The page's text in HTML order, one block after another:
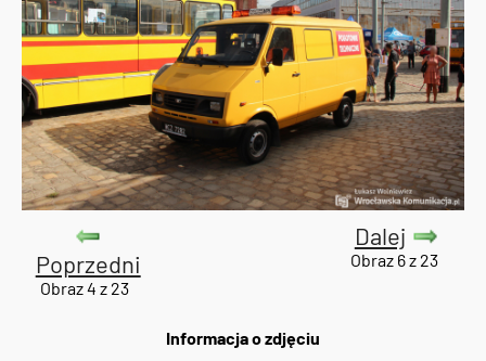
Poprzedni
Obraz 4 z 23
Dalej
Obraz 6 z 23
Informacja o zdjęciu